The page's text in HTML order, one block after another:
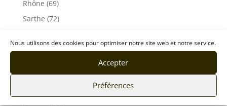
Nous utilisons des cookies pour optimiser notre site web et notre service.
Accepter
Préférences
Rhône (69)
Sarthe (72)
Seine et Marne (77)